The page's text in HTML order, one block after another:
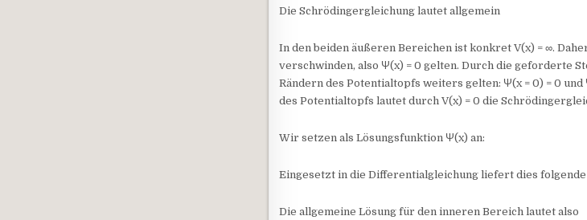
Die Schrödingergleichung lautet allgemein
In den beiden äußeren Bereichen ist konkret V(x) = ∞.
verschwinden, also Ψ(x) = 0 gelten. Durch die geforderte
Rändern des Potentialtopfs weiters gelten: Ψ(x = 0) = 0
des Potentialtopfs lautet durch V(x) = 0 die
Wir setzen als Lösungsfunktion Ψ(x) an:
Eingesetzt in die Differentialgleichung liefert dies
Die allgemeine Lösung für den inneren Bereich lautet also